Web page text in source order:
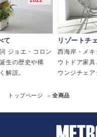
て
ジョエ・コロン
生の歴史や構
解説。
リゾートチ
西海岸・メ
ウトドア家
ウンジチェア
トップページ 全商品